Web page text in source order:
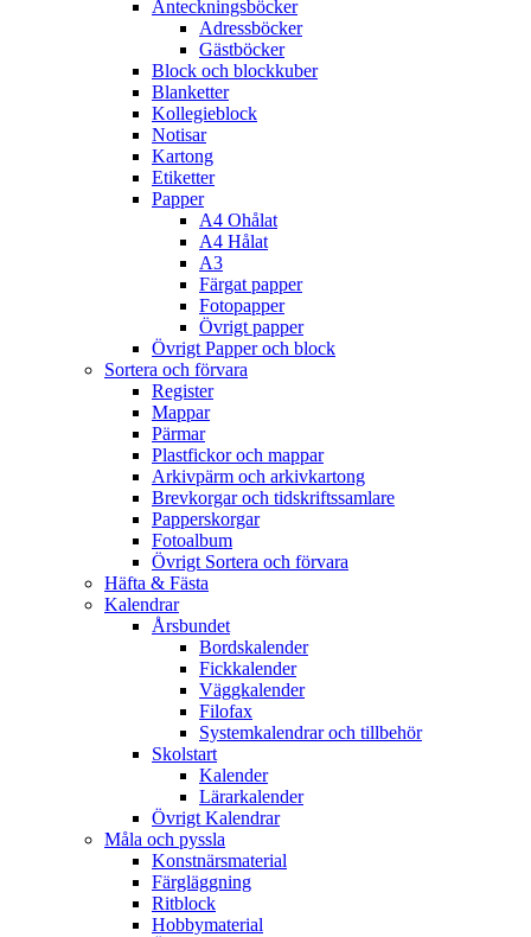
Anteckningsböcker
Adressböcker
Gästböcker
Block och blockkuber
Blanketter
Kollegieblock
Notisar
Kartong
Etiketter
Papper
A4 Ohålat
A4 Hålat
A3
Färgat papper
Fotopapper
Övrigt papper
Övrigt Papper och block
Sortera och förvara
Register
Mappar
Pärmar
Plastfickor och mappar
Arkivpärm och arkivkartong
Brevkorgar och tidskriftssamlare
Papperskorgar
Fotoalbum
Övrigt Sortera och förvara
Häfta & Fästa
Kalendrar
Årsbundet
Bordskalender
Fickkalender
Väggkalender
Filofax
Systemkalendrar och tillbehör
Skolstart
Kalender
Lärarkalender
Övrigt Kalendrar
Måla och pyssla
Konstnärsmaterial
Färgläggning
Ritblock
Hobbymaterial